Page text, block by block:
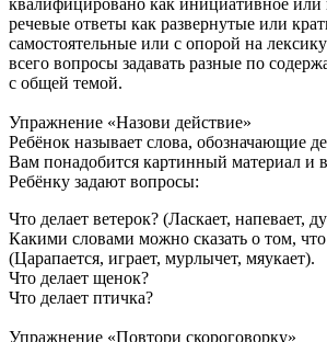
речевые ответы как развернутые или
самостоятельные или с опорой на
всего вопросы задавать разные по
с общей темой.
Упражнение «Назови действие»
Ребёнок называет слова, обозначающие
Вам понадобится картинный материал и
Ребёнку задают вопросы:
Что делает ветерок? (Ласкает, напевает,
Какими словами можно сказать о том,
(Царапается, играет, мурлычет, мяукает).
Что делает щенок?
Что делает птичка?
Упражнение «Повтори скороговорку»